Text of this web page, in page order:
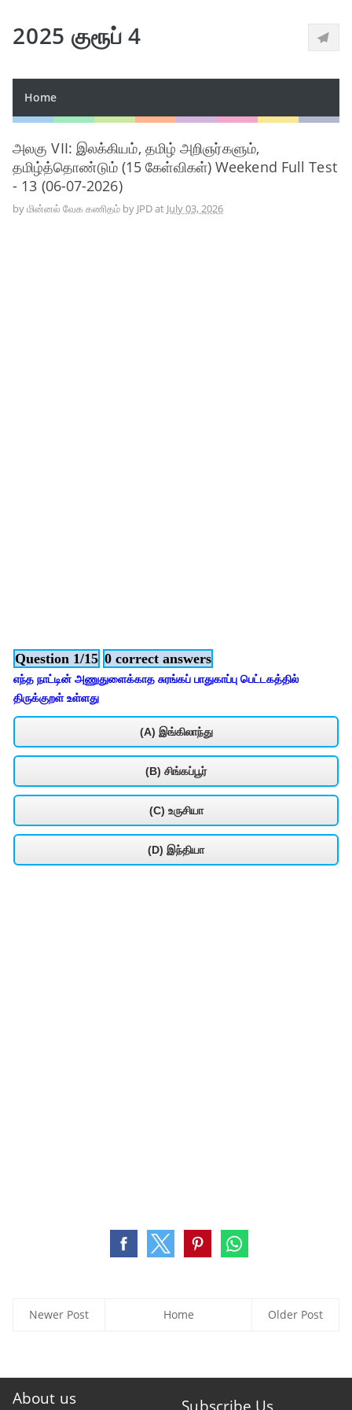
2025 குரூப் 4
Home
அலகு VII: இலக்கியம், தமிழ் அறிஞர்களும்,
தமிழ்த்தொண்டும் (15 கேள்விகள்) Weekend Full Test
- 13 (06-07-2026)
byமின்னல் வேக கணிதம் by JPDat July 03, 2026
Question 1/15 0 correct answers
எந்த நாட்டின் அணுதுளைக்காத சுரங்கப் பாதுகாப்பு பெட்டகத்தில்
திருக்குறள் உள்ளது
(A) இங்கிலாந்து
(B) சிங்கப்பூர்
(C) உருசியா
(D) இந்தியா
Newer Post Older Post
Home
About us